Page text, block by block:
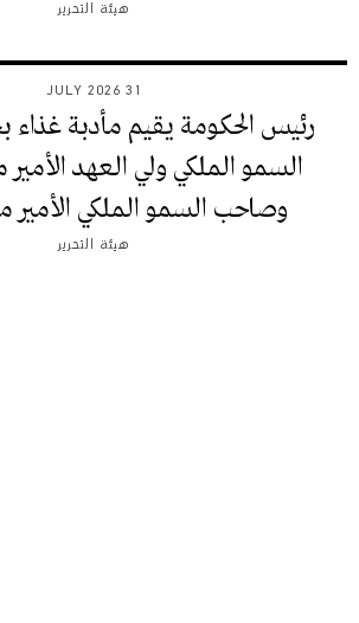
هيئة التحرير
31 JULY 2026
رئيس الحكومة يقيم مأدبة
السمو الملكي ولي العهد
وصاحب السمو الملكي الأمير
هيئة التحرير